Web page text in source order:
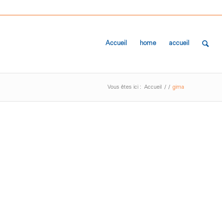
Accueil home accueil
Vous êtes ici : Accueil / / gima